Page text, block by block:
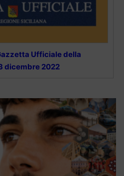
Ufficiale della
dicembre 2022